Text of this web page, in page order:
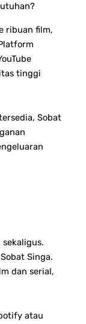
ribuan film,
tinggi
Sobat
Singa.
dan serial,
atau